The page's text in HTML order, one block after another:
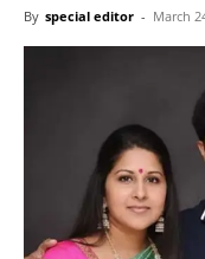
By special editor - March